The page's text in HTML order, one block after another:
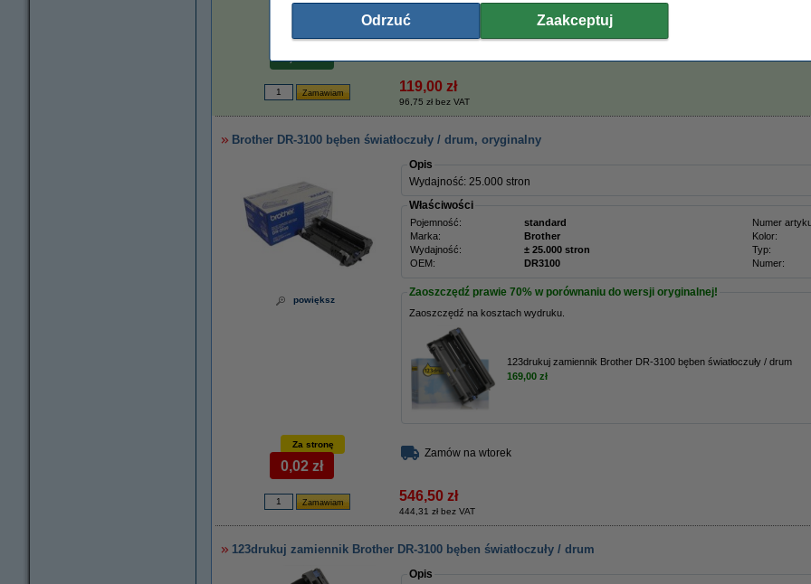
Radzimy Państwu zakupić ten toner (wersję 123drukuj) zamiast tonera Brother.
Zamów na wtorek
119,00 zł
96,75 zł bez VAT
Brother DR-3100 bęben światłoczuły / drum, oryginalny
powiększ
Opis
Wydajność: 25.000 stron
Właściwości
Pojemność: standard Numer
Marka:
Brother Kolor:
Wydajność:
± 25.000 stron Typ:
OEM:
DR3100 Numer:
Zaoszczędź prawie 70% w porównaniu do wersji oryginalnej!
Zaoszczędź na kosztach wydruku.
123drukuj zamiennik Brother DR-3100 bęben światłoczuły / drum
169,00 zł
Za stronę
0,02 zł
Zamów na wtorek
546,50 zł
444,31 zł bez VAT
123drukuj zamiennik Brother DR-3100 bęben światłoczuły / drum
Opis
Odrzuć Zaakceptuj